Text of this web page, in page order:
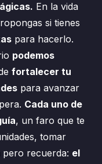
En la vida
si tienes
para hacerlo.
podemos
fortalecer tu
para avanzar
Cada uno de
, un faro que te
tomar
pero recuerda: el